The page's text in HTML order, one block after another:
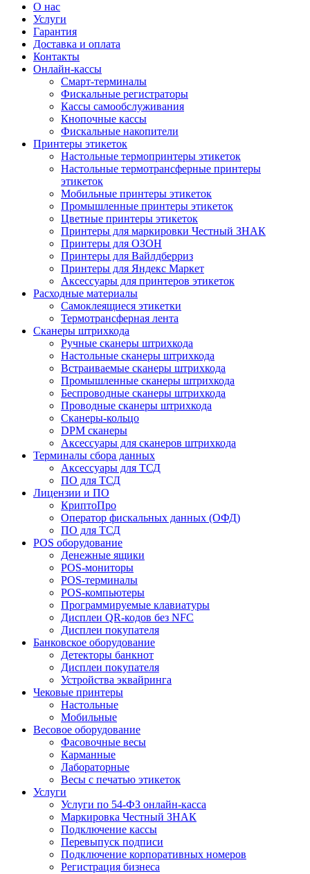
О нас
Услуги
Гарантия
Доставка и оплата
Контакты
Онлайн-кассы
Смарт-терминалы
Фискальные регистраторы
Кассы самообслуживания
Кнопочные кассы
Фискальные накопители
Принтеры этикеток
Настольные термопринтеры этикеток
Настольные термотрансферные принтеры
этикеток
Мобильные принтеры этикеток
Промышленные принтеры этикеток
Цветные принтеры этикеток
Принтеры для маркировки Честный ЗНАК
Принтеры для ОЗОН
Принтеры для Вайлдберриз
Принтеры для Яндекс Маркет
Аксессуары для принтеров этикеток
Расходные материалы
Самоклеящиеся этикетки
Термотрансферная лента
Сканеры штрихкода
Ручные сканеры штрихкода
Настольные сканеры штрихкода
Встраиваемые сканеры штрихкода
Промышленные сканеры штрихкода
Беспроводные сканеры штрихкода
Проводные сканеры штрихкода
Сканеры-кольцо
DPM сканеры
Аксессуары для сканеров штрихкода
Терминалы сбора данных
Аксессуары для ТСД
ПО для ТСД
Лицензии и ПО
КриптоПро
Оператор фискальных данных (ОФД)
ПО для ТСД
POS оборудование
Денежные ящики
POS-мониторы
POS-терминалы
POS-компьютеры
Программируемые клавиатуры
Дисплеи QR-кодов без NFC
Дисплеи покупателя
Банковское оборудование
Детекторы банкнот
Дисплеи покупателя
Устройства эквайринга
Чековые принтеры
Настольные
Мобильные
Весовое оборудование
Фасовочные весы
Карманные
Лабораторные
Весы с печатью этикеток
Услуги
Услуги по 54-ФЗ онлайн-касса
Маркировка Честный ЗНАК
Подключение кассы
Перевыпуск подписи
Подключение корпоративных номеров
Регистрация бизнеса